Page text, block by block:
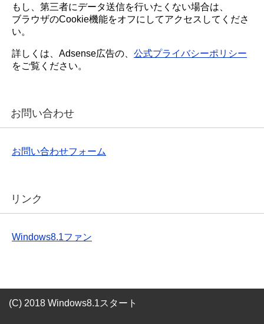
もし、第三者にデータ送信を行いたくない場合は、
ブラウザのCookie機能をオフにしてアクセスしてくださ
い。
詳しくは、Adsense広告の、 公式プライバシーポリシー
をご覧ください。
お問い合わせ
お問い合わせフォーム
リンク
Windows8.1ファン
(C) 2018 Windows8.1スタート